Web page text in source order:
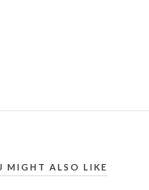
MIGHT ALSO LIKE